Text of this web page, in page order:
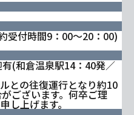
受付時間9：00～20：00)
(和倉温泉駅14：40発／
との往復運行となり約10
ございます。何卒ご理
し上げます。